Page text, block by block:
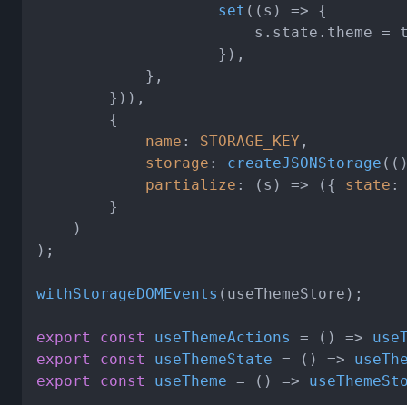
set ( ( s ) => {
                        s.
state . theme =
                    }),
            },
        })),
        {
name : STORAGE_KEY ,
storage : createJSONStorage (
partialize : ( s ) => ({ state :
        }
    )
);
withStorageDOMEvents (useThemeStore);
export const useThemeActions = ( ) =>
export
const useThemeState = ( ) =>
export
const useTheme = ( ) =>